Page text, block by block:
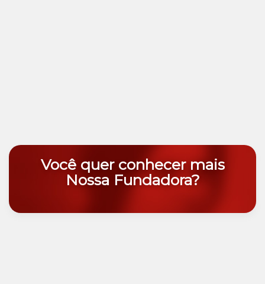
Você quer conhecer mais
Nossa Fundadora?